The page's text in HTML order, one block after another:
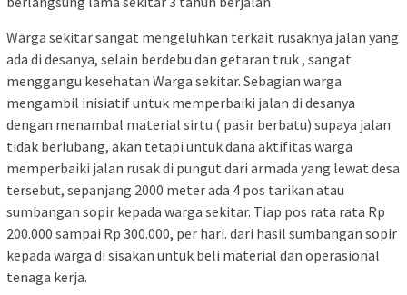
Warga sekitar sangat mengeluhkan terkait rusaknya jalan yang
ada di desanya, selain berdebu dan getaran truk , sangat
menggangu kesehatan Warga sekitar. Sebagian warga
mengambil inisiatif untuk memperbaiki jalan di desanya
dengan menambal material sirtu ( pasir berbatu) supaya jalan
tidak berlubang, akan tetapi untuk dana aktifitas warga
memperbaiki jalan rusak di pungut dari armada yang lewat desa
tersebut, sepanjang 2000 meter ada 4 pos tarikan atau
sumbangan sopir kepada warga sekitar. Tiap pos rata rata Rp
200.000 sampai Rp 300.000, per hari. dari hasil sumbangan sopir
kepada warga di sisakan untuk beli material dan operasional
tenaga kerja.